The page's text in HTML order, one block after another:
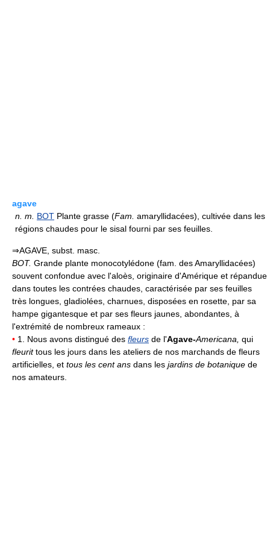
agave
n. m. BOT Plante grasse (Fam. amaryllidacées), cultivée dans les
régions chaudes pour le sisal fourni par ses feuilles.
⇒AGAVE, subst. masc.
BOT. Grande plante monocotylédone (fam. des Amaryllidacées)
souvent confondue avec l'aloès, originaire d'Amérique et répandue
dans toutes les contrées chaudes, caractérisée par ses feuilles
très longues, gladiolées, charnues, disposées en rosette, par sa
hampe gigantesque et par ses fleurs jaunes, abondantes, à
l'extrémité de nombreux rameaux :
• 1. Nous avons distingué des fleurs de l'Agave-Americana, qui
fleurittous les jours dans les ateliers de nos marchands de fleurs
artificielles, et tous les cent ans dans les jardins de botanique de
nos amateurs.